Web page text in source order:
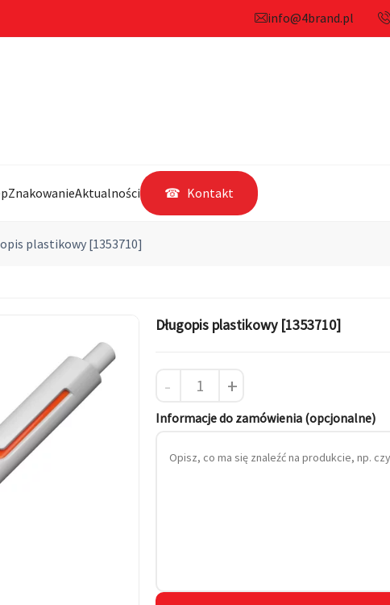
info@4brand.pl
ZnakowanieAktualności Kontakt
plastikowy [1353710]
Długopis plastikowy [1353710]
- +
Informacje do zamówienia (opcjonalne)